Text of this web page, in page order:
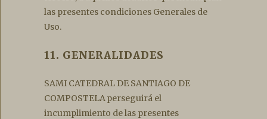
las presentes condiciones Generales de
Uso.
11. GENERALIDADES
SAMI CATEDRAL DE SANTIAGO DE
COMPOSTELA perseguirá el
incumplimiento de las presentes